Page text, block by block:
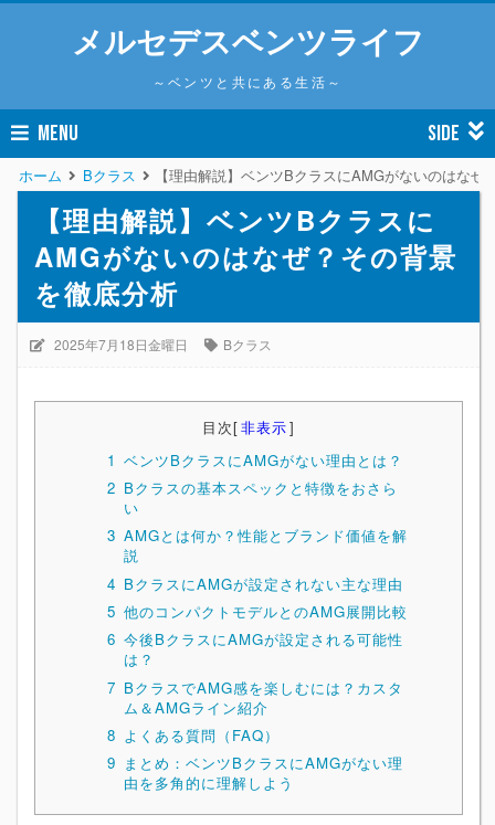
メルセデスベンツライフ
～ベンツと共にある生活～
MENU SIDE
ホーム Bクラス 【理由解説】ベンツBクラスにAMGがないのはなぜ
【理由解説】ベンツBクラスに
AMGがないのはなぜ？その背景
を徹底分析
2025年7月18日金曜日 Bクラス
目次[非表示]
1 ベンツBクラスにAMGがない理由とは？
2 Bクラスの基本スペックと特徴をおさら
い
3 AMGとは何か？性能とブランド価値を解
説
4 BクラスにAMGが設定されない主な理由
5 他のコンパクトモデルとのAMG展開比較
6 今後BクラスにAMGが設定される可能性
は？
7 BクラスでAMG感を楽しむには？カスタ
ム＆AMGライン紹介
8 よくある質問（FAQ）
9 まとめ：ベンツBクラスにAMGがない理
由を多角的に理解しよう